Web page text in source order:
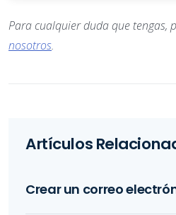
Para cualquier duda que tengas,
nosotros.
Artículos
Crear un correo